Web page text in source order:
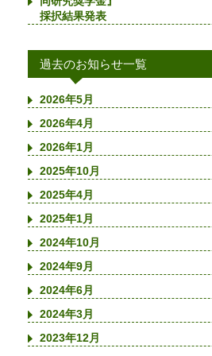
採択結果発表
過去のお知らせ一覧
2026年5月
2026年4月
2026年1月
2025年10月
2025年4月
2025年1月
2024年10月
2024年9月
2024年6月
2024年3月
2023年12月